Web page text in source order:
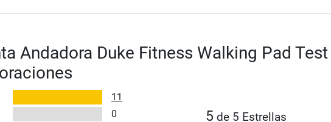
Andadora Duke Fitness Walking Pad Test
11
0
5 de 5 Estrellas